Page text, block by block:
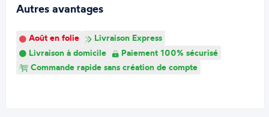
Autres avantages
Août en folie
Livraison Express
Livraison à domicile
Paiement 100% sécurisé
Commande rapide sans création de compte